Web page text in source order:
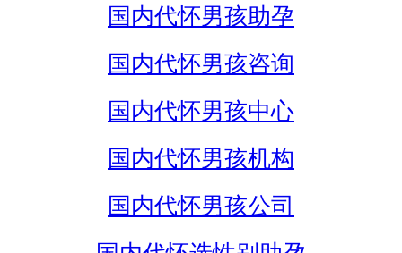
国内代怀男孩助孕
国内代怀男孩咨询
国内代怀男孩中心
国内代怀男孩机构
国内代怀男孩公司